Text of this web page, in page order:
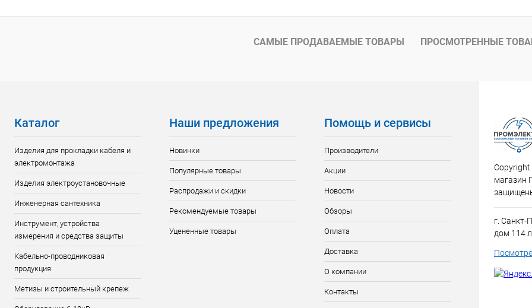
Купить в 1 клик К сравнению Купить в 1 клик К сравнению
В избранное В наличии
САМЫЕ ПРОДАВАЕМЫЕ ТОВАРЫ ПРОСМОТРЕННЫЕ
Каталог
Изделия для прокладки кабеля и
электромонтажа
Изделия электроустановочные
Инженерная сантехника
Инструмент, устройства
измерения и средства защиты
Кабельно-проводниковая
продукция
Метизы и строительный крепеж
Наши предложения
Новинки
Популярные товары
Распродажи и скидки
Рекомендуемые товары
Уцененные товары
Помощь и сервисы
Производители
Акции
Новости
Обзоры
Оплата
Доставка
О компании
Контакты
Copyright
магазин
г. Санкт-
дом 114